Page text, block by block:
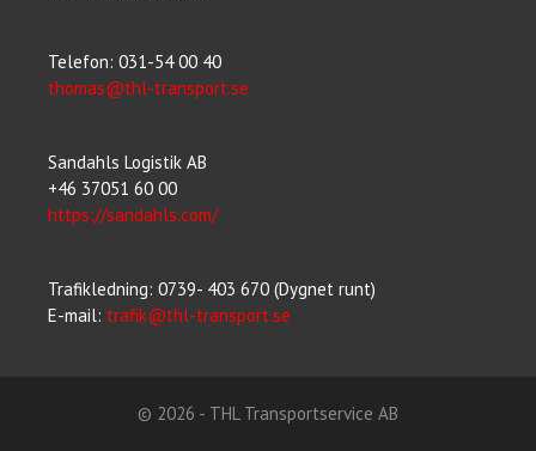
Telefon: 031-54 00 40
thomas@thl-transport.se
Sandahls Logistik AB
+46 37051 60 00
https://sandahls.com/
Trafikledning: 0739- 403 670 (Dygnet runt)
E-mail: trafik@thl-transport.se
© 2026 - THL Transportservice AB